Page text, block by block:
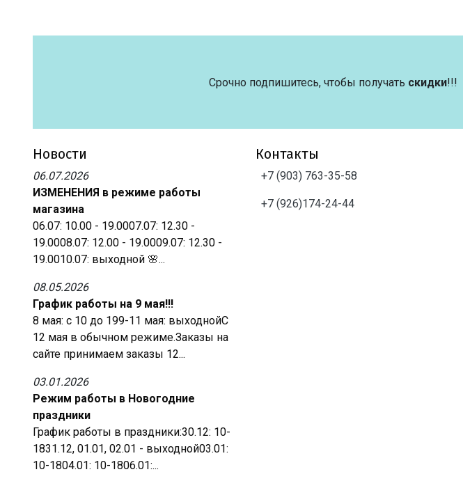
Срочно подпишитесь, чтобы получать скидки!!!
Новости
06.07.2026
ИЗМЕНЕНИЯ в режиме работы
магазина
06.07: 10.00 - 19.0007.07: 12.30 -
19.0008.07: 12.00 - 19.0009.07: 12.30 -
19.0010.07: выходной 🌸...
08.05.2026
График работы на 9 мая!!!
8 мая: с 10 до 199-11 мая: выходнойС
12 мая в обычном режиме.Заказы на
сайте принимаем заказы 12...
03.01.2026
Режим работы в Новогодние
праздники
График работы в праздники:30.12: 10-
1831.12, 01.01, 02.01 - выходной03.01:
10-1804.01: 10-1806.01:...
Контакты
+7 (903) 763-35-58
+7 (926)174-24-44